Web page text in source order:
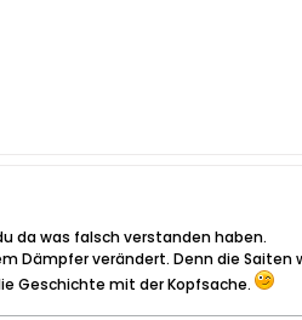
da was falsch verstanden haben.
Dämpfer verändert. Denn die
Geschichte mit der Kopfsache.